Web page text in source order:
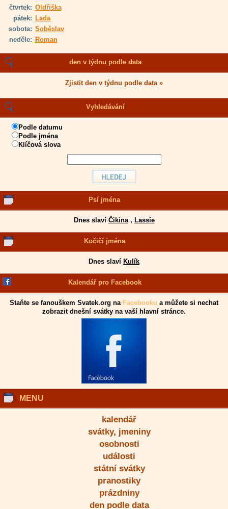
čtvrtek: Oldřiška
pátek: Lada
sobota: Soběslav
neděle: Roman
den v týdnu podle data
Zjistit den v týdnu podle data »
Vyhledávání
Podle datumu
Podle jména
Klíčová slova
Psí jména
Dnes slaví Čikina, Lassie
Kočičí jména
Dnes slaví Kulík
Kalendář pro Facebook
Staňte se fanouškem Svatek.org na Facebooku a můžete si nechat
zobrazit dnešní svátky na vaší hlavní stránce.
MENU
kalendář
svátky, jmeniny
osobnosti
události
státní svátky
pranostiky
prázdniny
den podle data